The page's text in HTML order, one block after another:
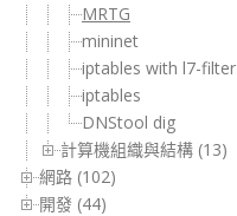
MRTG
mininet
iptables with l7-filter
iptables
DNStool dig
計算機組織與結構 (13)
網路 (102)
開發 (44)